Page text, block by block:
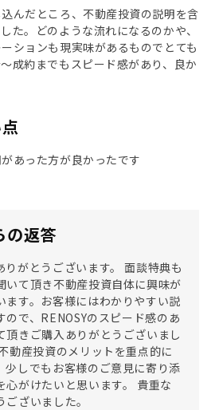
んだところ、不動産投資の説明を含
た。どのような流れになるのかや、
ションも現実味があるものでとても
成約までもスピード感があり、良か
あった方が良かったです
の返答
りがとうございます。 面談特典も
いて頂き不動産投資自体に興味が
ます。お客様にはわかりやすい説
で、RENOSYのスピード感のあ
頂きご購入ありがとうございまし
動産投資のメリットを重点的に
少しでもお客様のご意見に寄り添
心がけたいと思います。 貴重な
ざいました。